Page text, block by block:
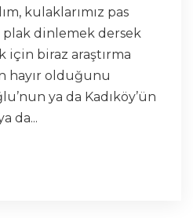
kulaklarımız pas
dinlemek dersek
için biraz araştırma
hayır olduğunu
ya da Kadıköy’ün
da...